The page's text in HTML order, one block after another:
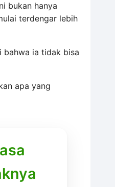
bukan hanya
terdengar lebih
bahwa ia tidak bisa
apa yang